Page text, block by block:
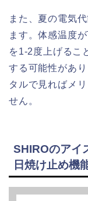
また、夏の電気
ます。体感温度
を1-2度上げるこ
する可能性があ
タルで見ればメ
せん。
SHIROのアイ
日焼け止め機